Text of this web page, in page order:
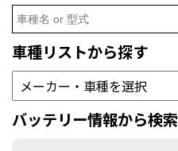
Search
for:
車種リストから探す
バッテリー情報から検索